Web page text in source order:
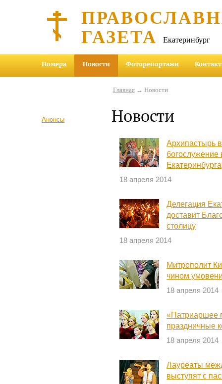
ГАЗЕТА Екатеринбург
Номера Новости Фоторепортажи
Анонсы
Главная→ Новости
Новости
Архипастырь
богослужение
Екатеринбурга
18 апреля 2014
Делегация
доставит
столицу
18 апреля 2014
Митрополит
чином
18 апреля 2014
«Патриаршее
праздничные
18 апреля 2014
Лауреаты
выступят с